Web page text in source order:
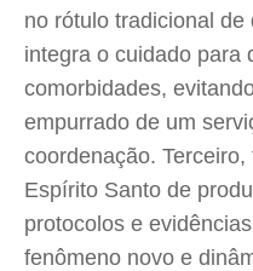
no rótulo tradicional
integra o cuidado para
comorbidades,
empurrado de um
coordenação.
Espírito Santo de
protocolos e
fenômeno novo e